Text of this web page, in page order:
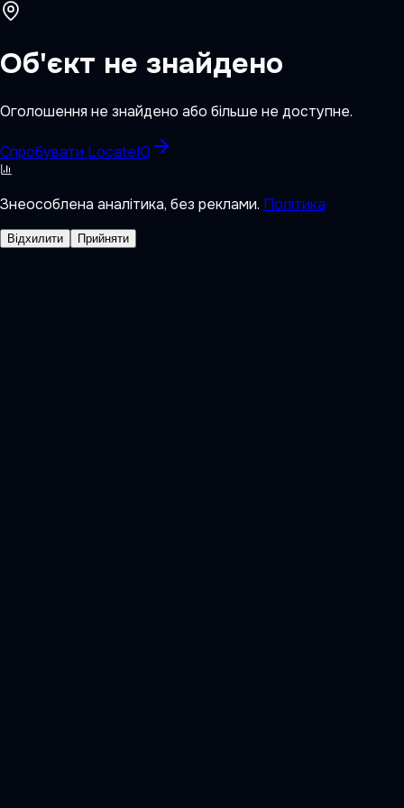
Об'єкт не знайдено
Оголошення не знайдено або більше не доступне.
Спробувати LocateIQ
Знеособлена аналітика, без реклами. Політика
Відхилити Прийняти